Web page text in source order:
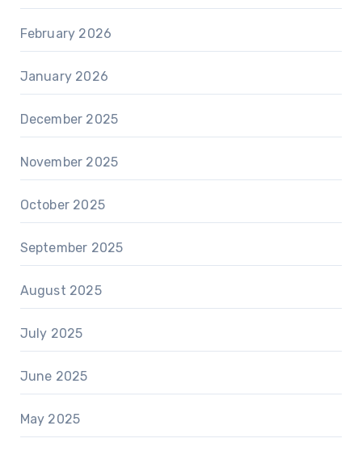
February 2026
January 2026
December 2025
November 2025
October 2025
September 2025
August 2025
July 2025
June 2025
May 2025